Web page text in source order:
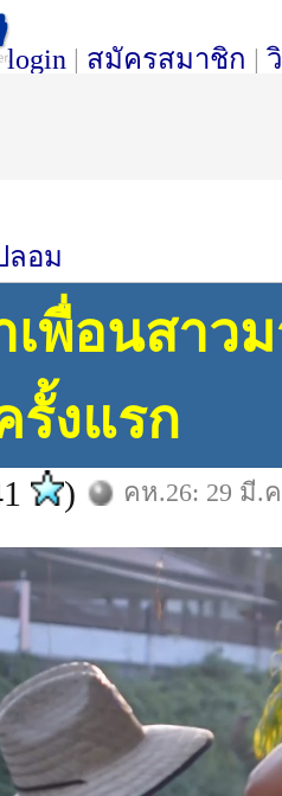
login | สมัครสมาชิก |
ลอม
เพื่อนสาว
รั้งแรก
) คห.26: 29 มี.